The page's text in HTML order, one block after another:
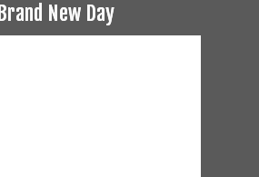
Brand New Day